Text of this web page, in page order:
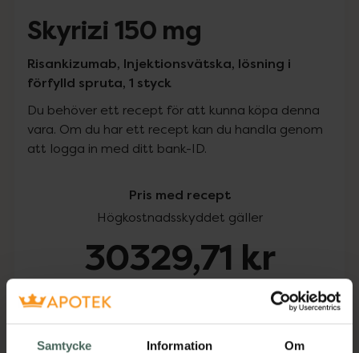
Samtycke Information Om
Skyrizi 150 mg
Risankizumab, Injektionsvätska, lösning i
förfylld spruta, 1 styck
Du behöver ett recept för att kunna köpa denna
vara. Om du har ett recept kan du handla genom
att logga in med ditt bank-ID.
Pris med recept
Högkostnadsskyddet gäller
30329,71 kr
Köp via ditt recept